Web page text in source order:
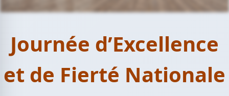
Journée d’Excellence
et de Fierté Nationale